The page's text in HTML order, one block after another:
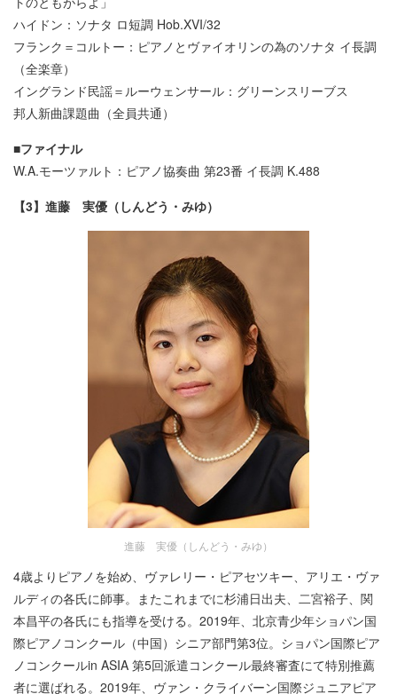
ハイドン：ソナタ ロ短調 Hob.XVI/32
フランク＝コルトー：ピアノとヴァイオリンの為のソナタ イ長調
（全楽章）
イングランド民謡＝ルーウェンサール：グリーンスリーブス
邦人新曲課題曲（全員共通）
■ファイナル
W.A.モーツァルト：ピアノ協奏曲 第23番 イ長調 K.488
【3】進藤 実優（しんどう・みゆ）
進藤 実優（しんどう・みゆ）
4歳よりピアノを始め、ヴァレリー・ピアセツキー、アリエ・ヴァ
ルディの各氏に師事。またこれまでに杉浦日出夫、二宮裕子、関
本昌平の各氏にも指導を受ける。2019年、北京青少年ショパン国
際ピアノコンクール（中国）シニア部門第3位。ショパン国際ピア
ノコンクールin ASIA 第5回派遣コンクール最終審査にて特別推薦
者に選ばれる。2019年、ヴァン・クライバーン国際ジュニアピア